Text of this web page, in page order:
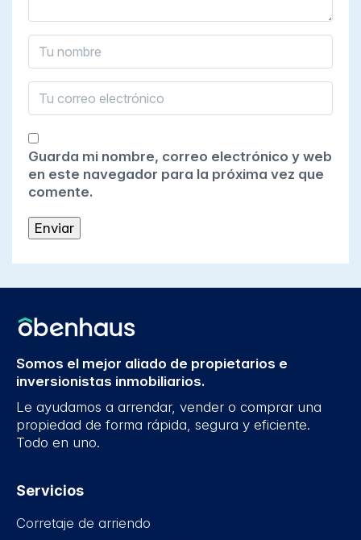
Guarda mi nombre, correo electrónico y web
en este navegador para la próxima vez que
comente.
Somos el mejor aliado de propietarios e
inversionistas inmobiliarios.
Le ayudamos a arrendar, vender o comprar una
propiedad de forma rápida, segura y eficiente.
Todo en uno.
Servicios
Corretaje de arriendo